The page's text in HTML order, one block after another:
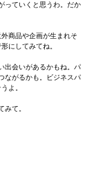
っていくと思うわ。だか
商品や企画が生まれそ
にしてみてね。
出会いがあるかもね。パ
ながるかも。ビジネスパ
よ。
みて。